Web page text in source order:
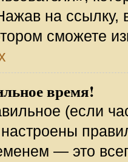
на ссылку,
сможете
время!
(если
— это